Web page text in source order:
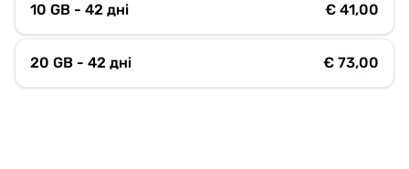
10 GB - 42 дні € 41,00
20 GB - 42 дні € 73,00